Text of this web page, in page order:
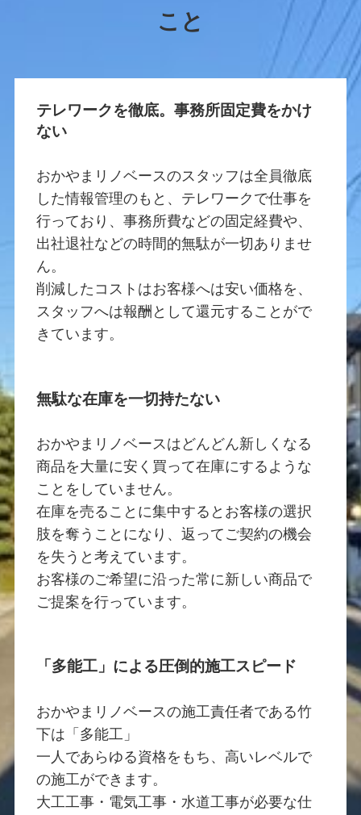
こと
テレワークを徹底。事務所固定費をかけ
ない
おかやまリノベースのスタッフは全員徹底
した情報管理のもと、テレワークで仕事を
行っており、事務所費などの固定経費や、
出社退社などの時間的無駄が一切ありませ
ん。
削減したコストはお客様へは安い価格を、
スタッフへは報酬として還元することがで
きています。
無駄な在庫を一切持たない
おかやまリノベースはどんどん新しくなる
商品を大量に安く買って在庫にするような
ことをしていません。
在庫を売ることに集中するとお客様の選択
肢を奪うことになり、返ってご契約の機会
を失うと考えています。
お客様のご希望に沿った常に新しい商品で
ご提案を行っています。
「多能工」による圧倒的施工スピード
おかやまリノベースの施工責任者である竹
下は「多能工」
一人であらゆる資格をもち、高いレベルで
の施工ができます。
大工工事・電気工事・水道工事が必要な仕